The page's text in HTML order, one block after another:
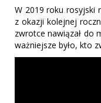
W 2019 roku rosyjski
z okazji kolejnej
zwrotce nawiązał do
ważniejsze było, kto